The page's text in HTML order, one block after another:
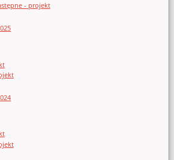
- projekt